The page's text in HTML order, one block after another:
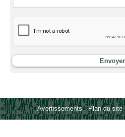
Avertissements-Plan du site